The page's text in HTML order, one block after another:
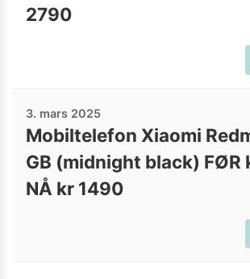
2790
3. mars 2025
Mobiltelefon Xiaomi
GB (midnight black) FØR
NÅ kr 1490